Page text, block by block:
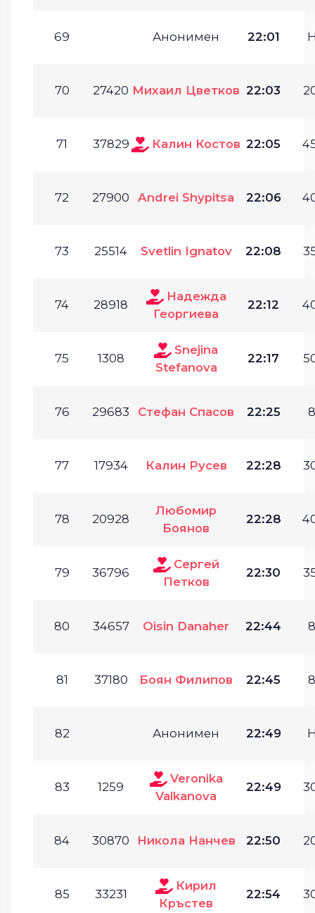
69 Анонимен 22:01
70 27420 Михаил Цветков 22:03
71 37829 Калин Костов 22:05
72 27900 Andrei Shypitsa 22:06
73 25514 Svetlin Ignatov 22:08
74 28918
Надежда
Георгиева
22:12
75 1308
Snejina
Stefanova
22:17
76 29683 Стефан Спасов 22:25
77 17934 Калин Русев 22:28
78 20928
Любомир
Боянов
22:28
79 36796
Сергей
Петков
22:30
80 34657 Oisin Danaher 22:44
81 37180 Боян Филипов 22:45
82 Анонимен 22:49
83 1259
Veronika
Valkanova
22:49
84 30870 Никола Нанчев 22:50
85 33231
Кирил
Кръстев
22:54